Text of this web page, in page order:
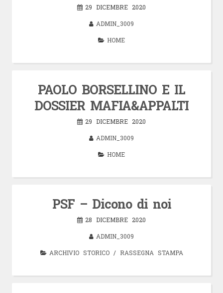
29 DICEMBRE 2020
ADMIN_3009
HOME
PAOLO BORSELLINO E IL
DOSSIER MAFIA&APPALTI
29 DICEMBRE 2020
ADMIN_3009
HOME
PSF – Dicono di noi
28 DICEMBRE 2020
ADMIN_3009
ARCHIVIO STORICO/ RASSEGNA STAMPA